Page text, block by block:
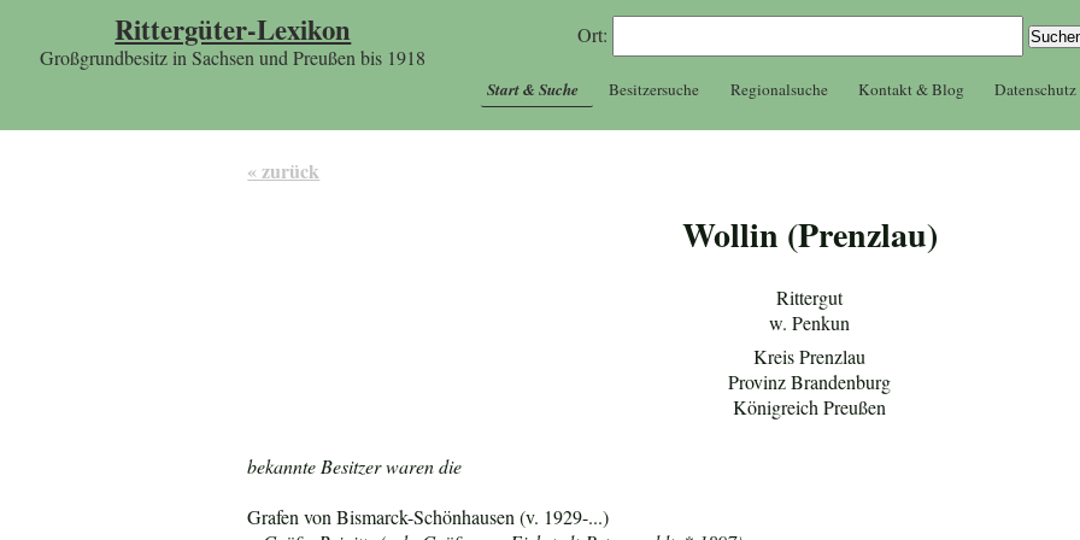
Rittergüter-Lexikon
Großgrundbesitz in Sachsen und Preußen bis 1918
Ort:
Start & Suche Besitzersuche Regionalsuche Kontakt & Blog Datenschutz
« zurück
Wollin (Prenzlau)
Rittergut
w. Penkun
Kreis Prenzlau
Provinz Brandenburg
Königreich Preußen
bekannte Besitzer waren die
Grafen von Bismarck-Schönhausen (v. 1929-...)